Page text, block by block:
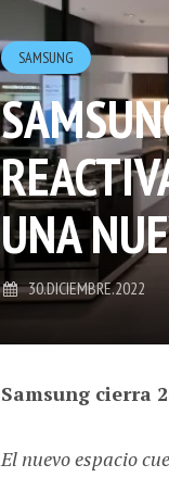
SAMSUNG
UNA
30.DICIEMBRE.2022
Samsung cierra
El nuevo espacio